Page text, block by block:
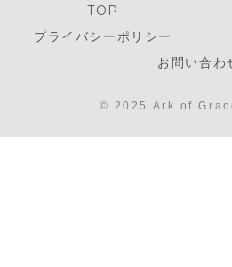
TOP
プライバシーポリシー
お問い合わ
© 2025 Ark of